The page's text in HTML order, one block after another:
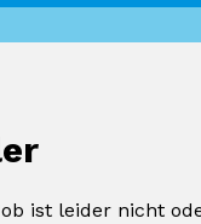
ist leider nicht